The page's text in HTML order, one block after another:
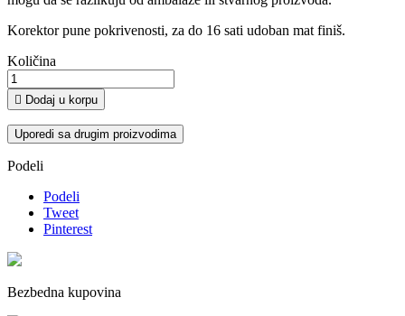
Korektor pune pokrivenosti, za do 16 sati udoban mat finiš.
Količina
 Dodaj u korpu
Uporedi sa drugim proizvodima
Podeli
Podeli
Tweet
Pinterest
Bezbedna kupovina